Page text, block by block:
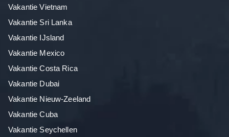
Vakantie Vietnam
Vakantie Sri Lanka
Vakantie IJsland
Vakantie Mexico
Vakantie Costa Rica
Vakantie Dubai
Vakantie Nieuw-Zeeland
Vakantie Cuba
Vakantie Seychellen